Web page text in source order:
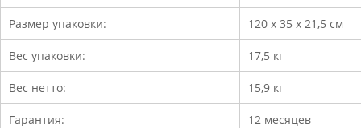
Размер упаковки: 120 х 35 х 21,5 см
Вес упаковки: 17,5 кг
Вес нетто: 15,9 кг
Гарантия: 12 месяцев